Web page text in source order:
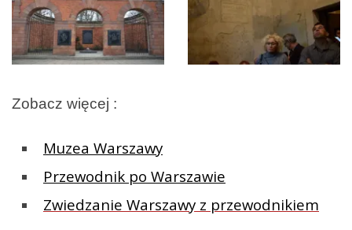
Zobacz więcej :
Muzea Warszawy
Przewodnik po Warszawie
Zwiedzanie Warszawy z przewodnikiem